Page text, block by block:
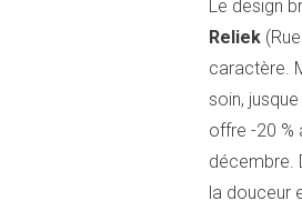
Le design
Reliek
caractère.
soin,
offre -20 %
décembre.
la douceur